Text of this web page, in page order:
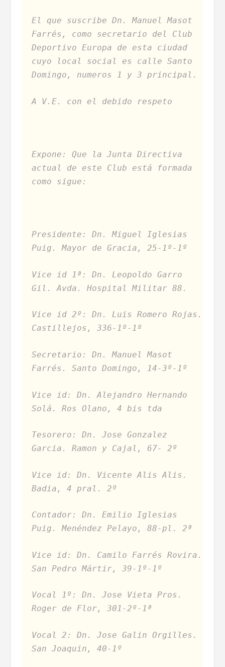
El que suscribe Dn. Manuel Masot
Farrés, como secretario del Club
Deportivo Europa de esta ciudad
cuyo local social es calle Santo
Domingo, numeros 1 y 3 principal.
A V.E. con el debido respeto
Expone: Que la Junta Directiva
actual de este Club está formada
como sigue:
Presidente: Dn. Miguel Iglesias
Puig. Mayor de Gracia, 25-1º-1º
Vice id 1ª: Dn. Leopoldo Garro
Gil. Avda. Hospital Militar 88.
Vice id 2º: Dn. Luis Romero Rojas.
Castillejos, 336-1º-1º
Secretario: Dn. Manuel Masot
Farrés. Santo Domingo, 14-3º-1º
Vice id: Dn. Alejandro Hernando
Solá. Ros Olano, 4 bis tda
Tesorero: Dn. Jose Gonzalez
Garcia. Ramon y Cajal, 67- 2º
Vice id: Dn. Vicente Alis Alis.
Badia, 4 pral. 2º
Contador: Dn. Emilio Iglesias
Puig. Menéndez Pelayo, 88-pl. 2ª
Vice id: Dn. Camilo Farrés Rovira.
San Pedro Mártir, 39-1º-1º
Vocal 1º: Dn. Jose Vieta Pros.
Roger de Flor, 301-2º-1ª
Vocal 2: Dn. Jose Galin Orgilles.
San Joaquin, 40-1º